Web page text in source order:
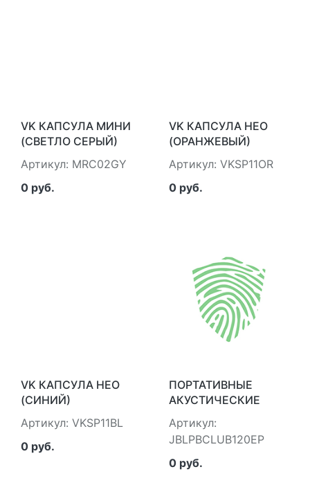
VK КАПСУЛА МИНИ
(СВЕТЛО СЕРЫЙ)
МАЙ.ГЕЙМС Б.В.
MRC02GY
Артикул: MRC02GY
0 руб.
VK КАПСУЛА НЕО
(ОРАНЖЕВЫЙ)
МАЙ.ГЕЙМС Б.В.
VKSP11OR
Артикул: VKSP11OR
0 руб.
VK КАПСУЛА НЕО
(СИНИЙ)
МАЙ.ГЕЙМС Б.В.
VKSP11BL
Артикул: VKSP11BL
0 руб.
ПОРТАТИВНЫЕ
АКУСТИЧЕСКИЕ
СИСТЕМЫ JBL
JBLPBCLUB120EP
Артикул:
JBLPBCLUB120EP
0 руб.